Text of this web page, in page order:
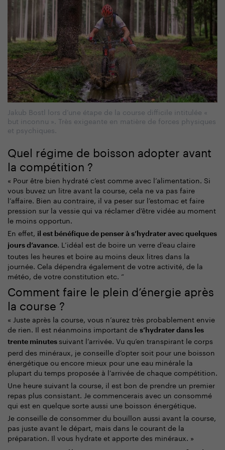
Jakub Bostl lors d’une étape de la course difficile intitulée «
but inconnu ». Très exigeante en matière de forces physiques
et psychiques.
Quel régime de boisson adopter avant
la compétition ?
« Pour être bien hydraté c’est comme avec l’alimentation. Si
vous buvez un litre avant la course, cela ne va pas faire
l’affaire. Bien au contraire, il va peser sur l’estomac et faire
pression sur la vessie qui va réclamer d’être vidée au moment
le moins opportun.
En effet, il est bénéfique de penser à s’hydrater avec quelques
jours d’avance. L’idéal est de boire un verre d’eau claire
toutes les heures et boire au moins deux litres dans la
journée. Cela dépendra également de votre activité, de la
météo, de votre constitution etc. “
Comment faire le plein d’énergie après
la course ?
« Juste après la course, vous n’aurez très probablement envie
de rien. Il est néanmoins important de s’hydrater dans les
trente minutes suivant l’arrivée. Vu qu’en transpirant le corps
perd des minéraux, je conseille d’opter soit pour une boisson
énergétique ou encore mieux pour une eau minérale la
plupart du temps proposée à l’arrivée de chaque compétition.
Une heure suivant la course, il est bon de prendre un premier
repas plus consistant. Je commencerais avec un consommé
qui est en quelque sorte aussi une boisson énergétique.
Je conseille de consommer du bouillon aussi avant la course,
pas juste avant le départ, mais dans le courant de la
préparation. Il vous hydrate et apporte des minéraux. »